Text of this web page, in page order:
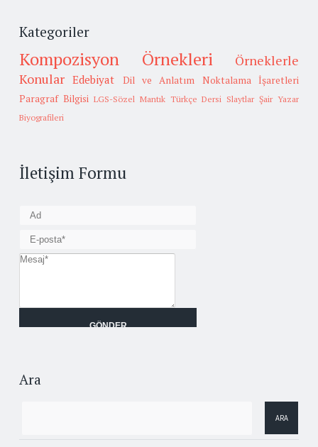
Kategoriler
Kompozisyon Örnekleri
Örneklerle
Konular Edebiyat Dil ve Anlatım
Noktalama İşaretleri
Paragraf Bilgisi LGS-Sözel Mantık Türkçe Dersi Slaytlar Şair Yazar
Biyografileri
İletişim Formu
Ara